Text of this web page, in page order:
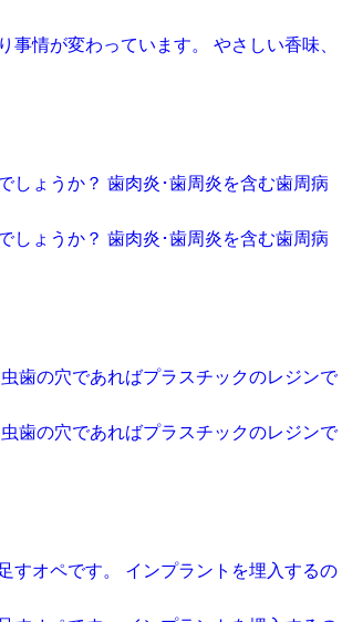
情が変わっています。 やさしい香味、
しょうか？ 歯肉炎･歯周炎を含む歯周病
しょうか？ 歯肉炎･歯周炎を含む歯周病
歯の穴であればプラスチックのレジンで
歯の穴であればプラスチックのレジンで
すオペです。 インプラントを埋入するの